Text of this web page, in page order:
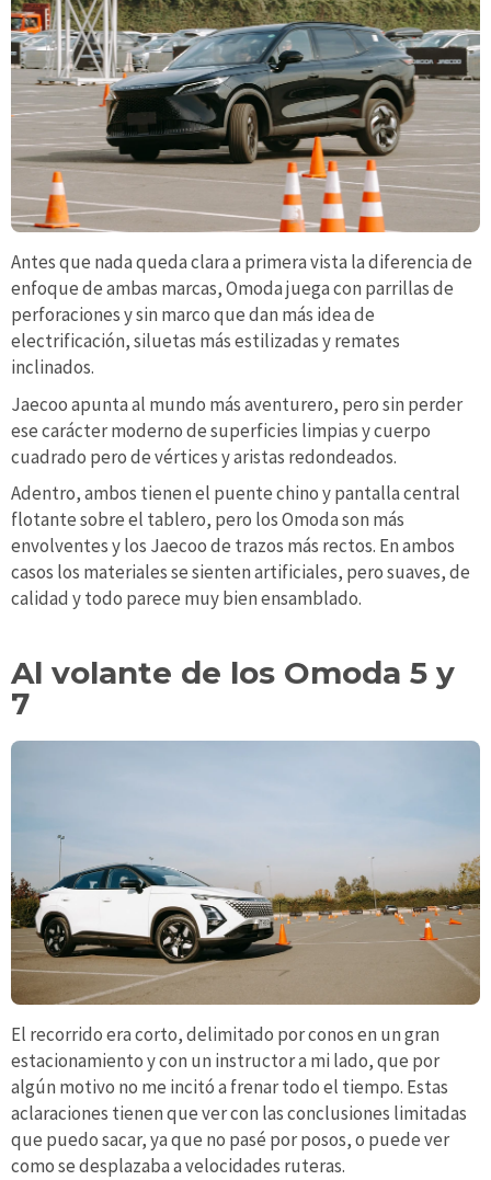
Antes que nada queda clara a primera vista la diferencia de
enfoque de ambas marcas, Omoda juega con parrillas de
perforaciones y sin marco que dan más idea de
electrificación, siluetas más estilizadas y remates
inclinados.
Jaecoo apunta al mundo más aventurero, pero sin perder
ese carácter moderno de superficies limpias y cuerpo
cuadrado pero de vértices y aristas redondeados.
Adentro, ambos tienen el puente chino y pantalla central
flotante sobre el tablero, pero los Omoda son más
envolventes y los Jaecoo de trazos más rectos. En ambos
casos los materiales se sienten artificiales, pero suaves, de
calidad y todo parece muy bien ensamblado.
Al volante de los Omoda 5 y
7
El recorrido era corto, delimitado por conos en un gran
estacionamiento y con un instructor a mi lado, que por
algún motivo no me incitó a frenar todo el tiempo. Estas
aclaraciones tienen que ver con las conclusiones limitadas
que puedo sacar, ya que no pasé por posos, o puede ver
como se desplazaba a velocidades ruteras.